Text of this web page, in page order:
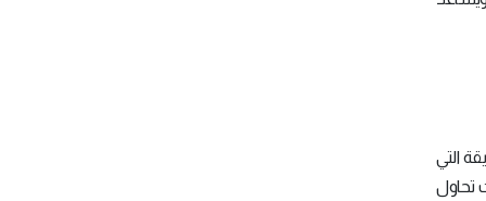
التي
تحاول